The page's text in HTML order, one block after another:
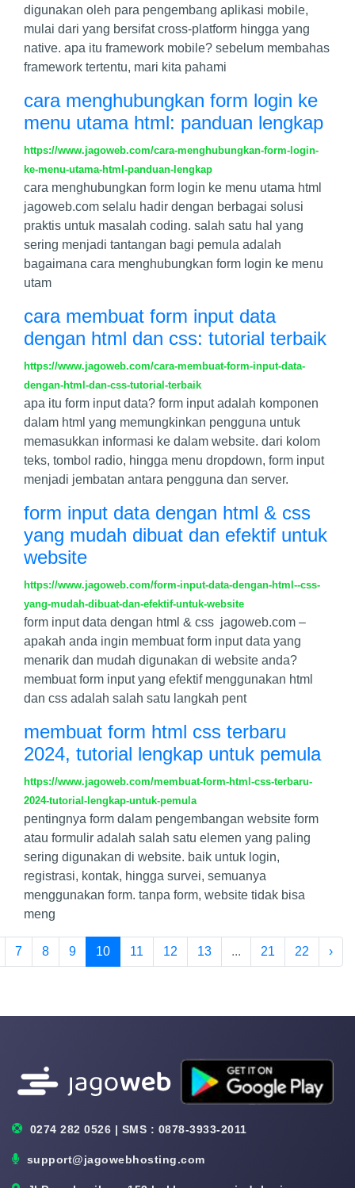
digunakan oleh para pengembang aplikasi mobile,
mulai dari yang bersifat cross-platform hingga yang
native. apa itu framework mobile? sebelum membahas
framework tertentu, mari kita pahami
cara menghubungkan form login ke
menu utama html: panduan lengkap
https://www.jagoweb.com/cara-menghubungkan-form-login-
ke-menu-utama-html-panduan-lengkap
cara menghubungkan form login ke menu utama html
jagoweb.com selalu hadir dengan berbagai solusi
praktis untuk masalah coding. salah satu hal yang
sering menjadi tantangan bagi pemula adalah
bagaimana cara menghubungkan form login ke menu
utam
cara membuat form input data
dengan html dan css: tutorial terbaik
https://www.jagoweb.com/cara-membuat-form-input-data-
dengan-html-dan-css-tutorial-terbaik
apa itu form input data? form input adalah komponen
dalam html yang memungkinkan pengguna untuk
memasukkan informasi ke dalam website. dari kolom
teks, tombol radio, hingga menu dropdown, form input
menjadi jembatan antara pengguna dan server.
form input data dengan html & css
yang mudah dibuat dan efektif untuk
website
https://www.jagoweb.com/form-input-data-dengan-html--css-
yang-mudah-dibuat-dan-efektif-untuk-website
form input data dengan html & css jagoweb.com –
apakah anda ingin membuat form input data yang
menarik dan mudah digunakan di website anda?
membuat form input yang efektif menggunakan html
dan css adalah salah satu langkah pent
membuat form html css terbaru
2024, tutorial lengkap untuk pemula
https://www.jagoweb.com/membuat-form-html-css-terbaru-
2024-tutorial-lengkap-untuk-pemula
pentingnya form dalam pengembangan website form
atau formulir adalah salah satu elemen yang paling
sering digunakan di website. baik untuk login,
registrasi, kontak, hingga survei, semuanya
menggunakan form. tanpa form, website tidak bisa
meng
7 8 9 10 11 12 13 ... 21 22 ›
0274 282 0526 | SMS : 0878-3933-2011
support@jagowebhosting.com